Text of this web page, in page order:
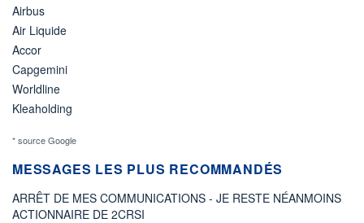
Airbus
Air Liquide
Accor
Capgemini
Worldline
Kleaholding
* source Google
MESSAGES LES PLUS RECOMMANDÉS
ARRÊT DE MES COMMUNICATIONS - JE RESTE NÉANMOINS
ACTIONNAIRE DE 2CRSI